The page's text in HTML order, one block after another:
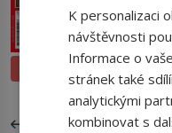
PROLISTOVAT
PŘEDCHOZÍ ČLÁNEK
K personalizaci
návštěvnosti
Informace o
stránek také
analytickými
kombinovat s